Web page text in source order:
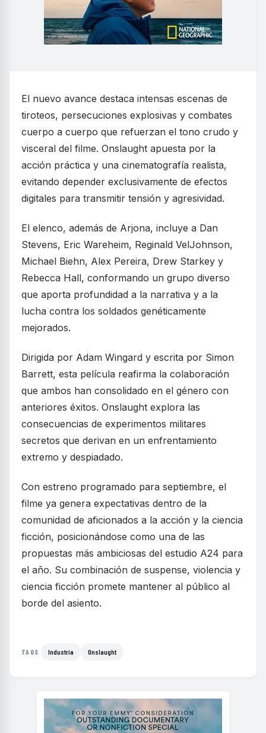
El nuevo avance destaca intensas escenas de
tiroteos, persecuciones explosivas y combates
cuerpo a cuerpo que refuerzan el tono crudo y
visceral del filme. Onslaught apuesta por la
acción práctica y una cinematografía realista,
evitando depender exclusivamente de efectos
digitales para transmitir tensión y agresividad.
El elenco, además de Arjona, incluye a Dan
Stevens, Eric Wareheim, Reginald VelJohnson,
Michael Biehn, Alex Pereira, Drew Starkey y
Rebecca Hall, conformando un grupo diverso
que aporta profundidad a la narrativa y a la
lucha contra los soldados genéticamente
mejorados.
Dirigida por Adam Wingard y escrita por Simon
Barrett, esta película reafirma la colaboración
que ambos han consolidado en el género con
anteriores éxitos. Onslaught explora las
consecuencias de experimentos militares
secretos que derivan en un enfrentamiento
extremo y despiadado.
Con estreno programado para septiembre, el
filme ya genera expectativas dentro de la
comunidad de aficionados a la acción y la ciencia
ficción, posicionándose como una de las
propuestas más ambiciosas del estudio A24 para
el año. Su combinación de suspense, violencia y
ciencia ficción promete mantener al público al
borde del asiento.
TAGS Industria Onslaught